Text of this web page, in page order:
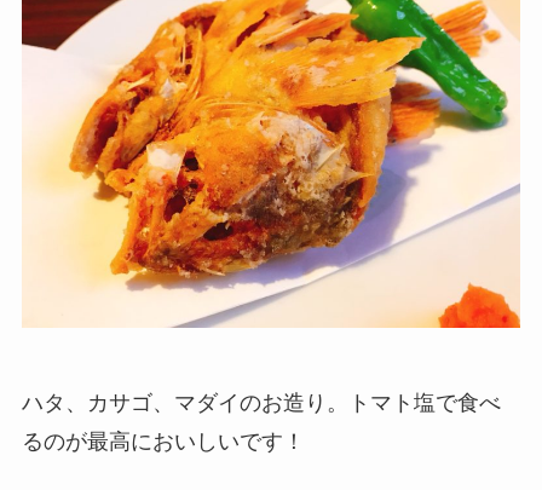
ハタ、カサゴ、マダイのお造り。トマト塩で食べ
るのが最高においしいです！